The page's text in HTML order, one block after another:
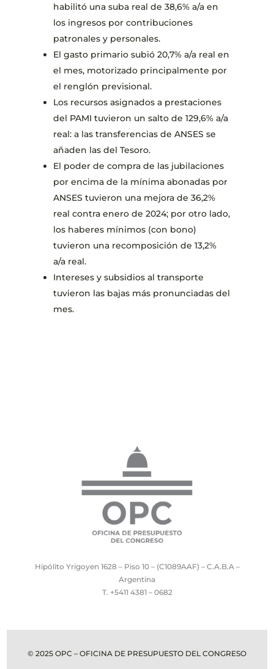
habilitó una suba real de 38,6% a/a en
los ingresos por contribuciones
patronales y personales.
El gasto primario subió 20,7% a/a real en
el mes, motorizado principalmente por
el renglón previsional.
Los recursos asignados a prestaciones
del PAMI tuvieron un salto de 129,6% a/a
real: a las transferencias de ANSES se
añaden las del Tesoro.
El poder de compra de las jubilaciones
por encima de la mínima abonadas por
ANSES tuvieron una mejora de 36,2%
real contra enero de 2024; por otro lado,
los haberes mínimos (con bono)
tuvieron una recomposición de 13,2%
a/a real.
Intereses y subsidios al transporte
tuvieron las bajas más pronunciadas del
mes.
Hipólito Yrigoyen 1628 – Piso 10 – (C1089AAF) – C.A.B.A –
Argentina
T. +5411 4381 – 0682
© 2025 OPC – OFICINA DE PRESUPUESTO DEL CONGRESO